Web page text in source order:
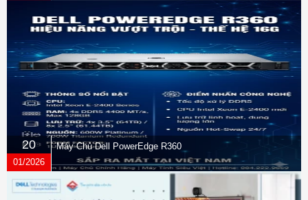
20
01/2026
Máy Chủ Dell PowerEdge R360